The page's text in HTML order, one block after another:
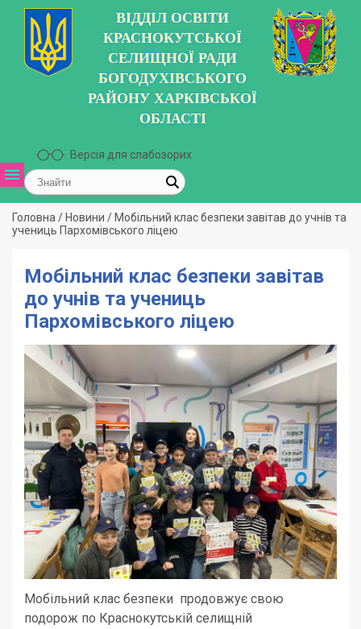
ВІДДІЛ ОСВІТИ
КРАСНОКУТСЬКОЇ
СЕЛИЩНОЇ РАДИ
БОГОДУХІВСЬКОГО
РАЙОНУ ХАРКІВСЬКОЇ
ОБЛАСТІ
Версія для слабозорих
Головна / Новини / Мобільний клас безпеки завітав до учнів та
учениць Пархомівського ліцею
Мобільний клас безпеки завітав
до учнів та учениць
Пархомівського ліцею
Мобільний клас безпеки продовжує свою
подорож по Краснокутській селищній